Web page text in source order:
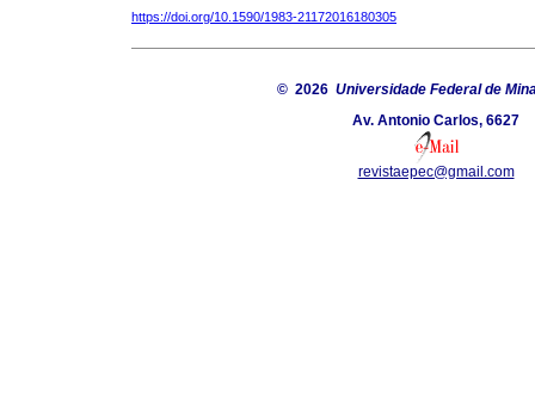
https://doi.org/10.1590/1983-21172016180305
© 2026 Universidade Federal de
Av. Antonio Carlos, 6627
revistaepec@gmail.com